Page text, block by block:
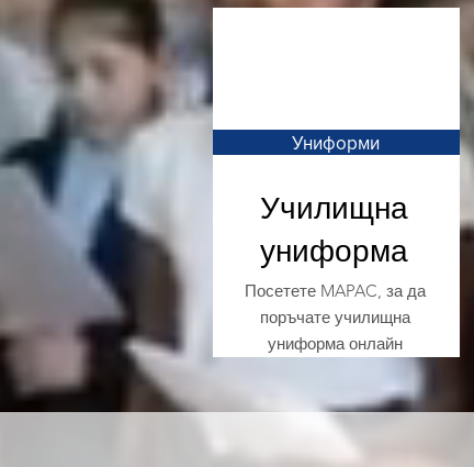
Униформи
Училищна
униформа
Посетете MAPAC, за да
поръчате училищна
униформа онлайн